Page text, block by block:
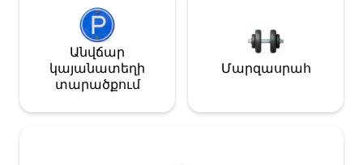
Անվճար
կայանատեղի
տարածքում
Մարզասրահ